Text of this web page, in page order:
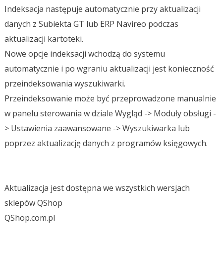
Indeksacja następuje automatycznie przy aktualizacji
danych z Subiekta GT lub ERP Navireo podczas
aktualizacji kartoteki.
Nowe opcje indeksacji wchodzą do systemu
automatycznie i po wgraniu aktualizacji jest konieczność
przeindeksowania wyszukiwarki.
Przeindeksowanie może być przeprowadzone manualnie
w panelu sterowania w dziale Wygląd -> Moduły obsługi -
> Ustawienia zaawansowane -> Wyszukiwarka lub
poprzez aktualizację danych z programów księgowych.
Aktualizacja jest dostępna we wszystkich wersjach
sklepów QShop
QShop.com.pl